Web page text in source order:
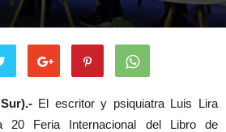
El escritor y psiquiatra Luis Lira
20 Feria Internacional del Libro de